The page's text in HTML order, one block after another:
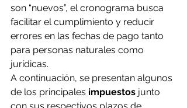
son “nuevos”, el cronograma busca
facilitar el cumplimiento y reducir
errores en las fechas de pago tanto
para personas naturales como
jurídicas.
A continuación, se presentan algunos
de los principales impuestos junto
con sus respectivos plazos de